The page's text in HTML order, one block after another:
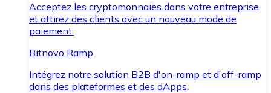
Acceptez les cryptomonnaies dans votre entreprise
et attirez des clients avec un nouveau mode de
paiement.
Bitnovo Ramp
Intégrez notre solution B2B d'on-ramp et d'off-ramp
dans des plateformes et des dApps.